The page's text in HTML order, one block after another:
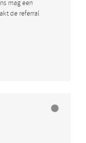
mag een
de referral